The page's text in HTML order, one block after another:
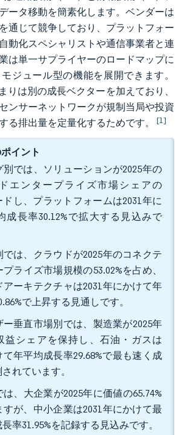
ータ移動を簡素化します。ベンダーは
通じて競争しており、プラットフォー
動化スペシャリストや通信事業者と連
は単一サプライヤーのロードマップに
ジュール型の機能を展開できます。
りは別の成長ベクターを加えており、
ンサーネットワークが規制当局や投資
る排出量を定量化するためです。 [1]
イント
別では、ソリューションが2025年の
エンタープライズ市場シェアの
ドし、プラットフォームは2031年に
成長率30.12%で拡大する見込みで
は、クラウドが2025年のコネクテ
ライズ市場規模の53.02%を占め、
ーキテクチャは2031年にかけて年
で上昇する見通しです。
ー垂直市場別では、製造業が2025年
益シェアを保持し、石油・ガスは
て年平均成長率29.68%で最も速く成
れています。
、大企業が2025年に価値の65.74%
すが、中小企業は2031年にかけて最
率31.95%を記録する見込みです。